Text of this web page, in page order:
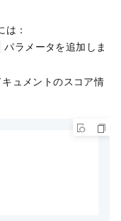
：
パラメータを追加しま
ュメントのスコア情